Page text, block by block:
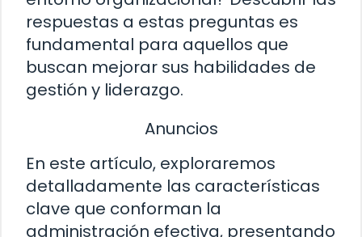
respuestas a estas preguntas es
fundamental para aquellos que
buscan mejorar sus habilidades de
gestión y liderazgo.
Anuncios
En este artículo, exploraremos
detalladamente las características
clave que conforman la
administración efectiva, presentando